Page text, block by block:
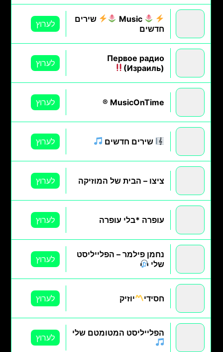
Music
שירים
חדשים
לערוץ
Первое радио
(Израиль)
לערוץ
MusicOnTime ® לערוץ
שירים חדשים לערוץ
ציצו – הבית של המוזיקה לערוץ
עופרה *בלי עופרה לערוץ
נחמן פילמר – הפלייליסט
שלי
לערוץ
חסידי יוזיק לערוץ
הפלייליסט המטומטם שלי לערוץ